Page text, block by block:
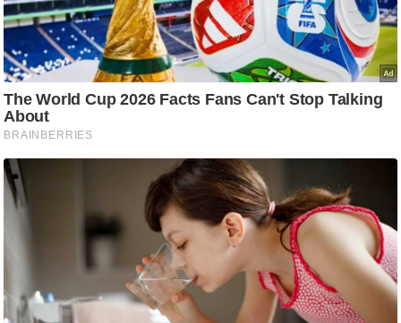
ट
ने
स
मं
त्रा
रि
ले
श
न
ज